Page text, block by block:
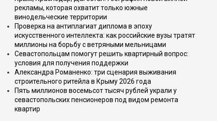
рекламы, которая охватит только южные
винодельческие территории
Проверка на антиплагиат диплома в эпоху
искусственного интеллекта: как российские вузы тратят
миллионы на борьбу с ветряными мельницами
Севастопольцам помогут решить квартирный вопрос:
условия для получения поддержки
Александра Романенко: три сценария выживания
строительного ритейла в Крыму 2026 года
Пять миллионов восемьсот тысяч рублей украли у
севастопольских пенсионеров под видом ремонта
квартир